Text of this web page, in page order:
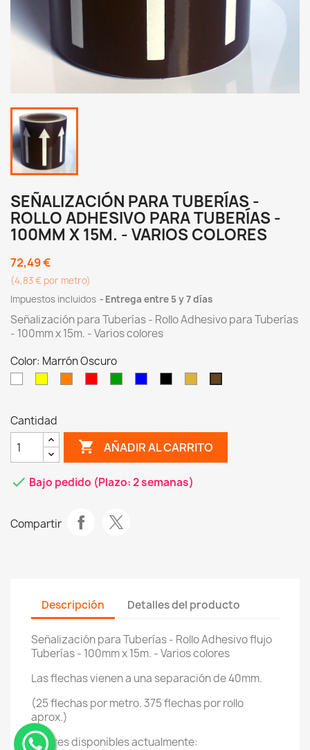
SEÑALIZACIÓN PARA TUBERÍAS -
ROLLO ADHESIVO PARA TUBERÍAS -
100MM X 15M. - VARIOS COLORES
72,49 €
(4,83 € por metro)
Impuestos incluidos
Entrega entre 5 y 7 días
Señalización para Tuberías - Rollo Adhesivo para Tuberías
- 100mm x 15m. - Varios colores
Color: Marrón Oscuro
Cantidad
shopping_cart AÑADIR AL CARRITO
check Bajo pedido (Plazo: 2 semanas)
Compartir
Descripción Detalles del producto
Señalización para Tuberías - Rollo Adhesivo flujo
Tuberías - 100mm x 15m. - Varios colores
Las flechas vienen a una separación de 40mm.
(25 flechas por metro. 375 flechas por rollo
aprox.)
Colores disponibles actualmente: